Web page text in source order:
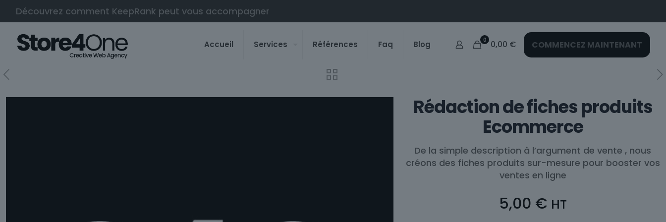
Découvrez comment KeepRank peut vous accompagner
Accueil Services Références Faq Blog 0 0,00 € COMMENCEZ MAINTENANT
Rédaction de fiches produits
Ecommerce
De la simple description à l’argument de vente , nous
créons des fiches produits sur-mesure pour booster vos
ventes en ligne
5,00 € HT